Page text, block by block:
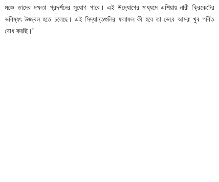
মঞ্চে তাদের দক্ষতা প্রদর্শনের সুযোগ পাবে। এই উদ্যোগের মাধ্যমে এশিয়ায় নারী ক্রিকেটের
ভবিষ্যৎ উজ্জ্বল হতে চলেছে। এই সিদ্ধান্তগুলির ফলাফল কী হবে তা ভেবে আমরা খুব গর্বিত
বোধ করছি।”